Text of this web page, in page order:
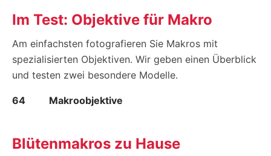
Im Test: Objektive für Makro
Am einfachsten fotografieren Sie Makros mit
spezialisierten Objektiven. Wir geben einen Überblick
und testen zwei besondere Modelle.
Makroobjektive
64
Blütenmakros zu Hause